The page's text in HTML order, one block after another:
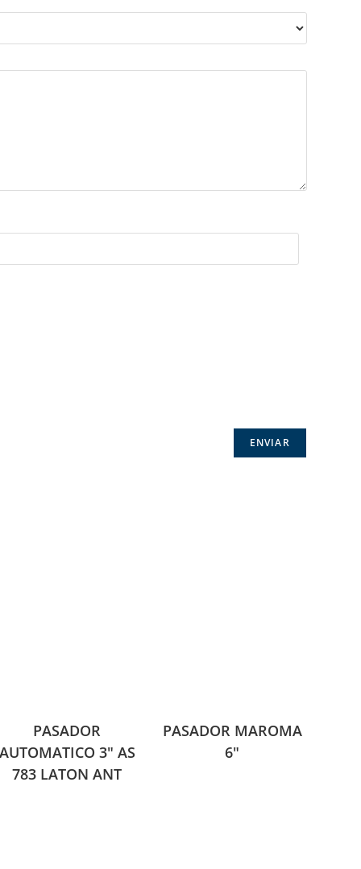
PASADOR
AUTOMATICO 3″ AS
783 LATON ANT
PASADOR MAROMA
6″